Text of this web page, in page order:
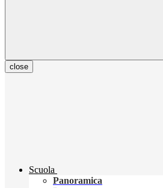
close
Scuola
Panoramica